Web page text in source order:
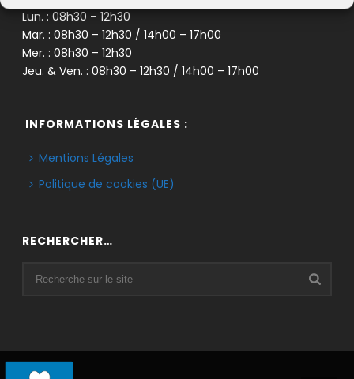
Lun. : 08h30 – 12h30
Mar. : 08h30 – 12h30 / 14h00 – 17h00
Mer. : 08h30 – 12h30
Jeu. & Ven. : 08h30 – 12h30 / 14h00 – 17h00
INFORMATIONS LÉGALES :
Mentions Légales
Politique de cookies (UE)
RECHERCHER…